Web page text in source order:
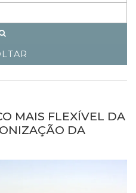
MAIS FLEXÍVEL DA
DA